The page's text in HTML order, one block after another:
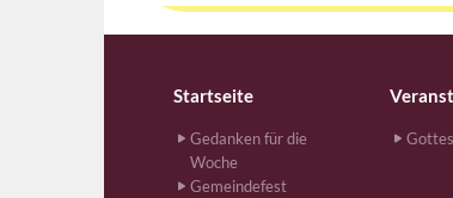
Startseite
Gedanken für die
Woche
Gemeindefest